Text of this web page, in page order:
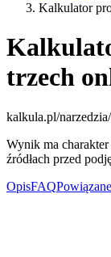
Kalkulator
trzech
kalkula.pl/
Wynik ma
źródłach przed
OpisFAQPowiązane